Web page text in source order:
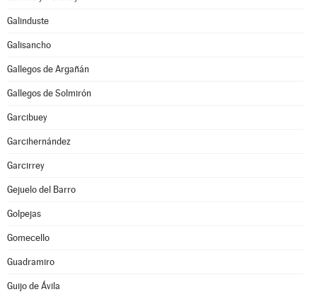
Galinduste
Galisancho
Gallegos de Argañán
Gallegos de Solmirón
Garcibuey
Garcihernández
Garcirrey
Gejuelo del Barro
Golpejas
Gomecello
Guadramiro
Guijo de Ávila